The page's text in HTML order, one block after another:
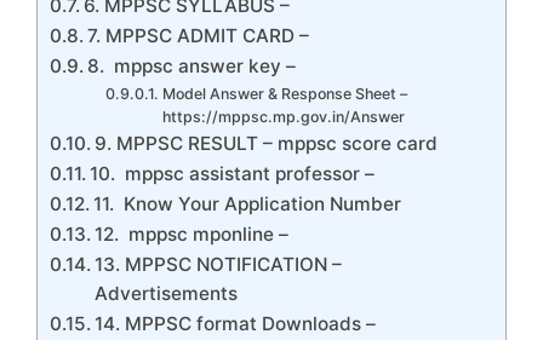
6. MPPSC SYLLABUS –
7. MPPSC ADMIT CARD –
8. mppsc answer key –
Model Answer & Response Sheet –
https://mppsc.mp.gov.in/Answer
9. MPPSC RESULT – mppsc score card
10. mppsc assistant professor –
11. Know Your Application Number
12. mppsc mponline –
13. MPPSC NOTIFICATION –
Advertisements
14. MPPSC format Downloads –